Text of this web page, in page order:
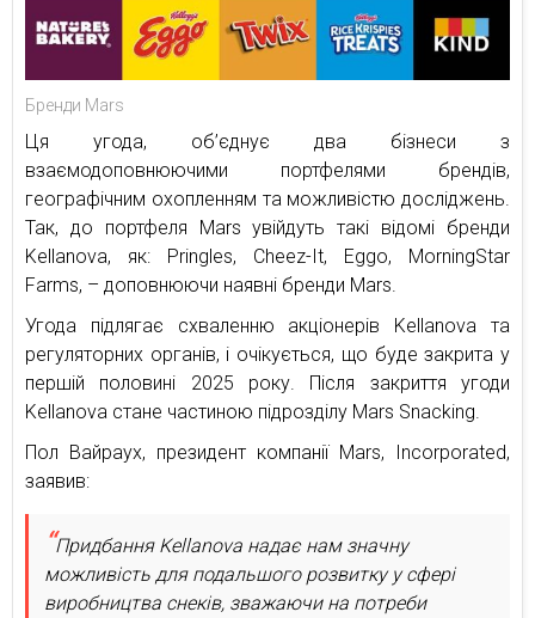
Бренди Mars
Ця угода, об’єднує два бізнеси з
взаємодоповнюючими портфелями брендів,
географічним охопленням та можливістю досліджень.
Так, до портфеля Mars увійдуть такі відомі бренди
Kellanova, як: Pringles, Cheez-It, Eggo, MorningStar
Farms, – доповнюючи наявні бренди Mars.
Угода підлягає схваленню акціонерів Kellanova та
регуляторних органів, і очікується, що буде закрита у
першій половині 2025 року. Після закриття угоди
Kellanova стане частиною підрозділу Mars Snacking.
Пол Вайраух, президент компанії Mars, Incorporated,
заявив:
Придбання Kellanova надає нам значну
можливість для подальшого розвитку у сфері
виробництва снеків, зважаючи на потреби